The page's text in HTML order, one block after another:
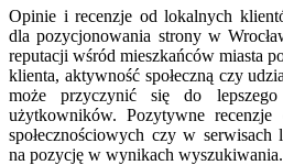
Opinie i recenzje od lokalnych
dla pozycjonowania strony w
reputacji wśród mieszkańców miasta
klienta, aktywność społeczną czy
może przyczynić się do
użytkowników. Pozytywne
społecznościowych czy w
na pozycję w wynikach wyszukiwania.